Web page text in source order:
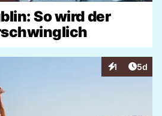
So wird der
1
Interaktionen
5d